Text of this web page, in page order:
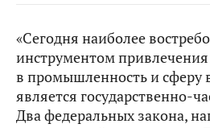
«Сегодня наиболее
инструментом
в промышленность и сферу
является государственно-
Два федеральных закона,